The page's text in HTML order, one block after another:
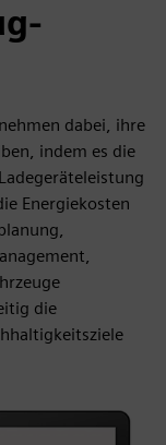
dabei, ihre
indem es die
Energiekosten
die